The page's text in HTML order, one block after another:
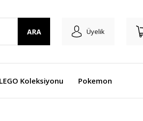
ARA Üyelik
LEGO Koleksiyonu Pokemon